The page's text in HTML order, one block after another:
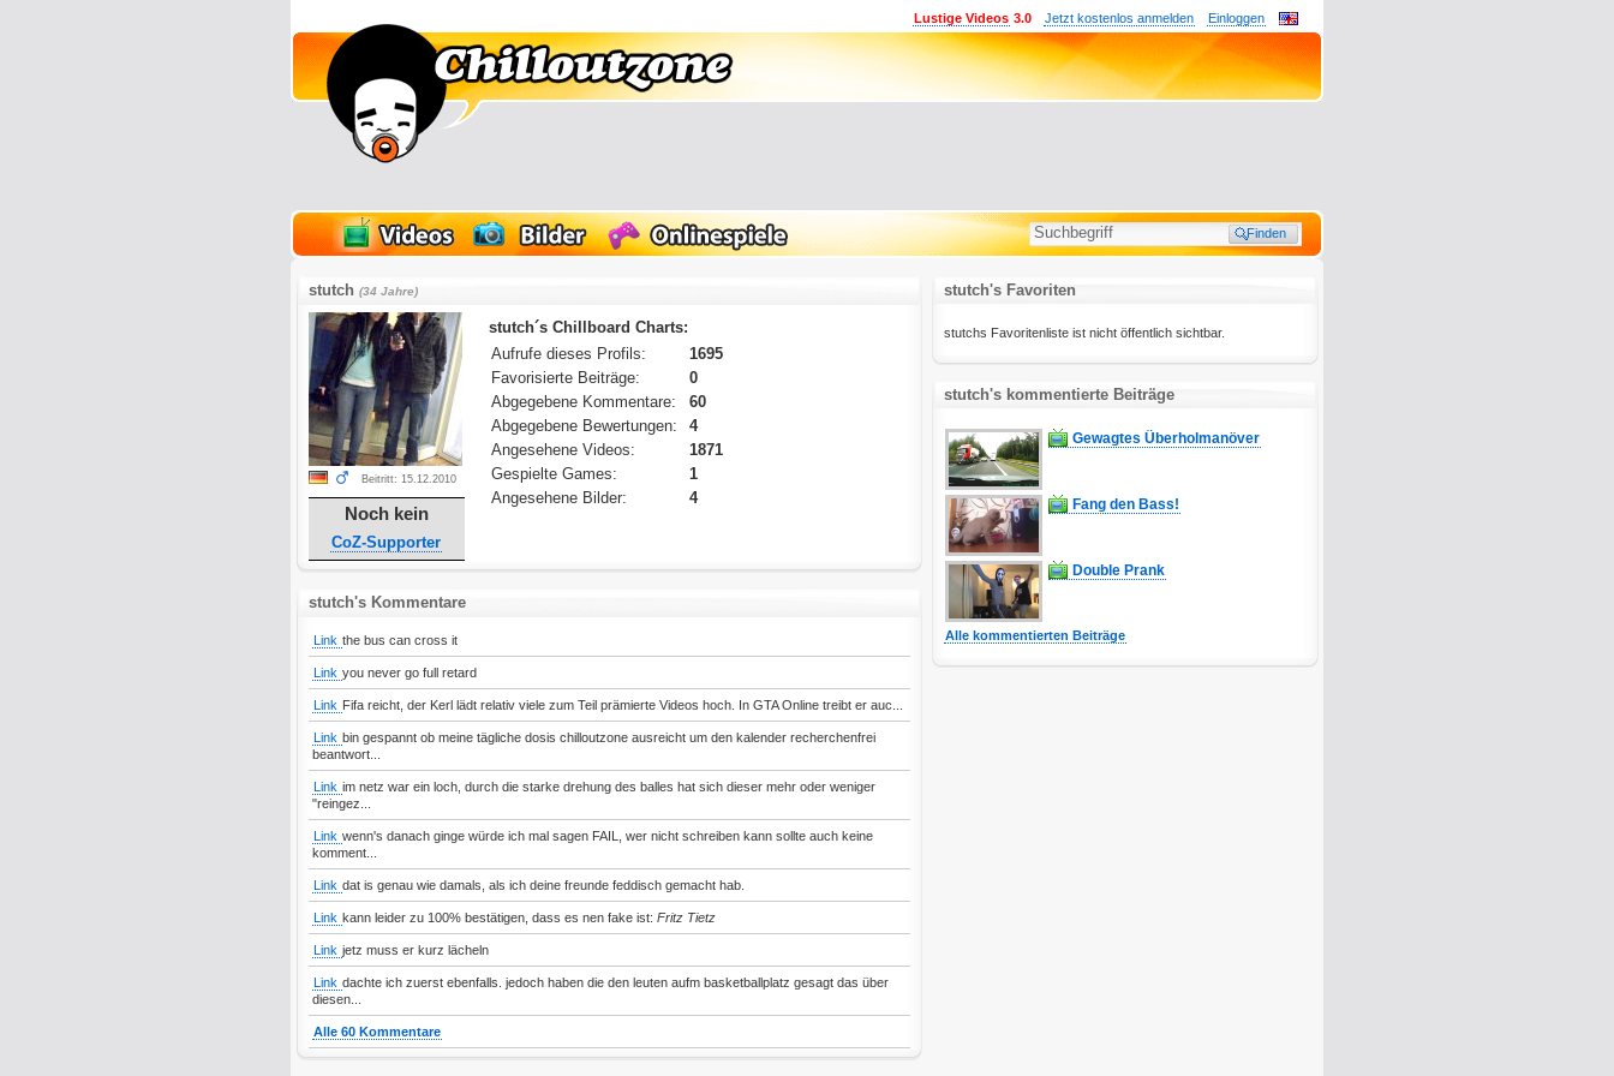
Einloggen
Jetzt kostenlos anmelden
Lustige Videos 3.0
stutch (34 Jahre)
Beitritt: 15.12.2010
Noch kein
CoZ-Supporter
stutch´s Chillboard Charts:
Aufrufe dieses Profils:
1695
Favorisierte Beiträge:
0
Abgegebene Kommentare:
60
Abgegebene Bewertungen:
4
Angesehene Videos:
1871
Gespielte Games:
1
Angesehene Bilder:
4
stutch's Kommentare
Link the bus can cross it
Link you never go full retard
Link Fifa reicht, der Kerl lädt relativ viele zum Teil prämierte Videos hoch. In GTA Online treibt er auc...
Link bin gespannt ob meine tägliche dosis chilloutzone ausreicht um den kalender recherchenfrei
beantwort...
Link im netz war ein loch, durch die starke drehung des balles hat sich dieser mehr oder weniger
"reingez...
Link wenn's danach ginge würde ich mal sagen FAIL, wer nicht schreiben kann sollte auch keine
komment...
Link dat is genau wie damals, als ich deine freunde feddisch gemacht hab.
Link kann leider zu 100% bestätigen, dass es nen fake ist: Fritz Tietz
Link jetz muss er kurz lächeln
Link dachte ich zuerst ebenfalls. jedoch haben die den leuten aufm basketballplatz gesagt das über
diesen...
Alle 60 Kommentare
stutch's Favoriten
stutchs Favoritenliste ist nicht öffentlich sichtbar.
stutch's kommentierte Beiträge
Gewagtes Überholmanöver
Fang den Bass!
Double Prank
Alle kommentierten Beiträge